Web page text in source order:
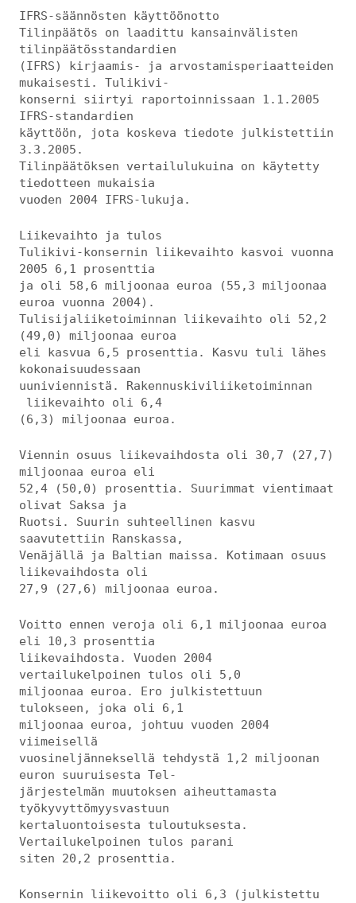
IFRS-säännösten käyttöönotto
Tilinpäätös on laadittu kansainvälisten
tilinpäätösstandardien
(IFRS) kirjaamis- ja arvostamisperiaatteiden
mukaisesti. Tulikivi-
konserni siirtyi raportoinnissaan 1.1.2005
IFRS-standardien
käyttöön, jota koskeva tiedote julkistettiin
3.3.2005.
Tilinpäätöksen vertailulukuina on käytetty
tiedotteen mukaisia
vuoden 2004 IFRS-lukuja.
Liikevaihto ja tulos
Tulikivi-konsernin liikevaihto kasvoi vuonna
2005 6,1 prosenttia
ja oli 58,6 miljoonaa euroa (55,3 miljoonaa
euroa vuonna 2004).
Tulisijaliiketoiminnan liikevaihto oli 52,2
(49,0) miljoonaa euroa
eli kasvua 6,5 prosenttia. Kasvu tuli lähes
kokonaisuudessaan
uuniviennistä. Rakennuskiviliiketoiminnan
liikevaihto oli 6,4
(6,3) miljoonaa euroa.
Viennin osuus liikevaihdosta oli 30,7 (27,7)
miljoonaa euroa eli
52,4 (50,0) prosenttia. Suurimmat vientimaat
olivat Saksa ja
Ruotsi. Suurin suhteellinen kasvu
saavutettiin Ranskassa,
Venäjällä ja Baltian maissa. Kotimaan osuus
liikevaihdosta oli
27,9 (27,6) miljoonaa euroa.
Voitto ennen veroja oli 6,1 miljoonaa euroa
eli 10,3 prosenttia
liikevaihdosta. Vuoden 2004
vertailukelpoinen tulos oli 5,0
miljoonaa euroa. Ero julkistettuun
tulokseen, joka oli 6,1
miljoonaa euroa, johtuu vuoden 2004
viimeisellä
vuosineljänneksellä tehdystä 1,2 miljoonan
euron suuruisesta Tel-
järjestelmän muutoksen aiheuttamasta
työkyvyttömyysvastuun
kertaluontoisesta tuloutuksesta.
Vertailukelpoinen tulos parani
siten 20,2 prosenttia.
Konsernin liikevoitto oli 6,3 (julkistettu